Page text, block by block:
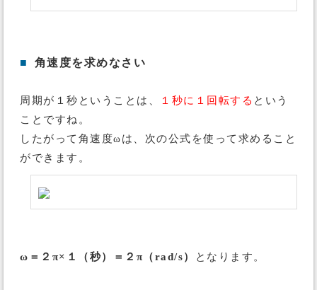
■ 角速度を求めなさい
周期が１秒ということは、 １秒に１回転する という
ことですね。
したがって角速度ωは、次の公式を使って求めること
ができます。
ω＝２π×１（秒）＝２π（rad/s） となります。